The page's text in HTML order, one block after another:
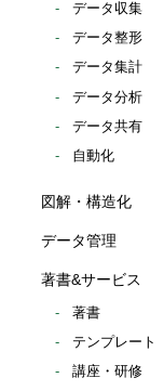
データ収集
データ整形
データ集計
データ分析
データ共有
自動化
図解・構造化
データ管理
著書&サービス
著書
テンプレート
講座・研修